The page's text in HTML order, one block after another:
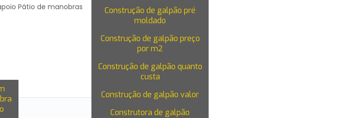
Construção de galpão pré
moldado
Construção de galpão preço
por m2
Construção de galpão quanto
custa
Construção de galpão valor
Construtora de galpão
Pátio de manobras